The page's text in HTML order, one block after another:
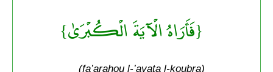
{فَأَرَاهُ الْآيَةَ الْكُبْرَىٰ}
(fa’arahou l-’ayata l-koubra)